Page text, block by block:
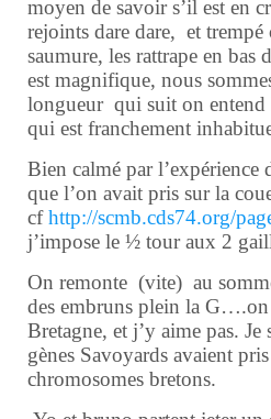
moyen de savoir s’il est en
rejoints dare dare, et
saumure, les rattrape en bas
est magnifique, nous
longueur qui suit on entend
qui est franchement
Bien calmé par l’expérience
que l’on avait pris sur la
cfhttp://scmb.cds74.org/
j’impose le ½ tour aux 2
On remonte (vite) au
des embruns plein la G….on
Bretagne, et j’y aime pas. Je
gènes Savoyards avaient
chromosomes bretons.